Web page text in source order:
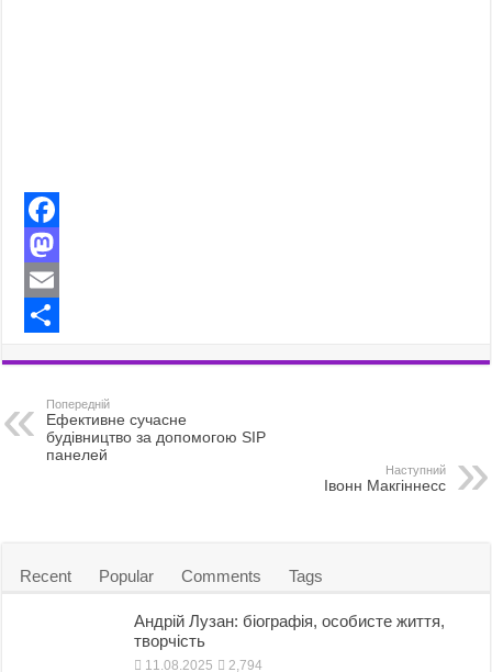
F
a
c
o
M
a
o
E
ia
Попередній
Ефективне сучасне
будівництво за допомогою SIP
панелей
Наступний
Івонн Макгіннесс
Recent Popular Comments Tags
Андрій Лузан: біографія, особисте життя,
творчість
11.08.2025 2,794